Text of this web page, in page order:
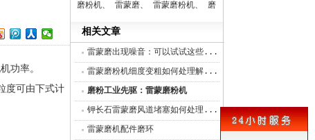
功率。
度可由下式计
磨粉机、 雷蒙磨、 雷蒙磨粉机、 磨
辊、 分析机、
相关文章
雷蒙磨出现噪音：可以试试这些...
雷蒙磨粉机细度变粗如何处理解...
磨粉工业先驱：雷蒙磨粉机
钾长石雷蒙磨风道堵塞如何处理...
雷蒙磨机配件磨环